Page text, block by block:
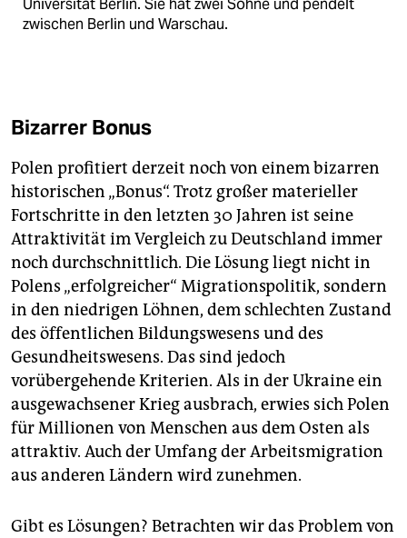
Universität Berlin. Sie hat zwei Söhne und pendelt
zwischen Berlin und Warschau.
Bizarrer Bonus
Polen profitiert derzeit noch von einem bizarren
historischen „Bonus“. Trotz großer materieller
Fortschritte in den letzten 30 Jahren ist seine
Attraktivität im Vergleich zu Deutschland immer
noch durchschnittlich. Die Lösung liegt nicht in
Polens „erfolgreicher“ Migrationspolitik, sondern
in den niedrigen Löhnen, dem schlechten Zustand
des öffentlichen Bildungswesens und des
Gesundheitswesens. Das sind jedoch
vorübergehende Kriterien. Als in der Ukraine ein
ausgewachsener Krieg ausbrach, erwies sich Polen
für Millionen von Menschen aus dem Osten als
attraktiv. Auch der Umfang der Arbeitsmigration
aus anderen Ländern wird zunehmen.
Gibt es Lösungen? Betrachten wir das Problem von